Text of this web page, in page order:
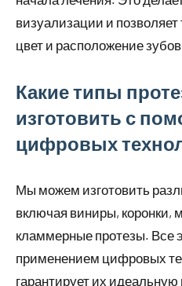
визуализации и
цвет и расположение
Какие типы
изготовить с
цифровых
Мы можем изготовить
включая виниры, коронки,
кламмерные протезы. Все
применением цифровых
гарантирует их